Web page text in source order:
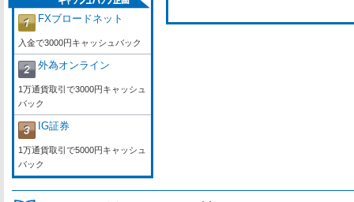
FXブロードネット
入金で3000円キャッシュバック
外為オンライン
1万通貨取引で3000円キャッシュ
バック
IG証券
1万通貨取引で5000円キャッシュ
バック